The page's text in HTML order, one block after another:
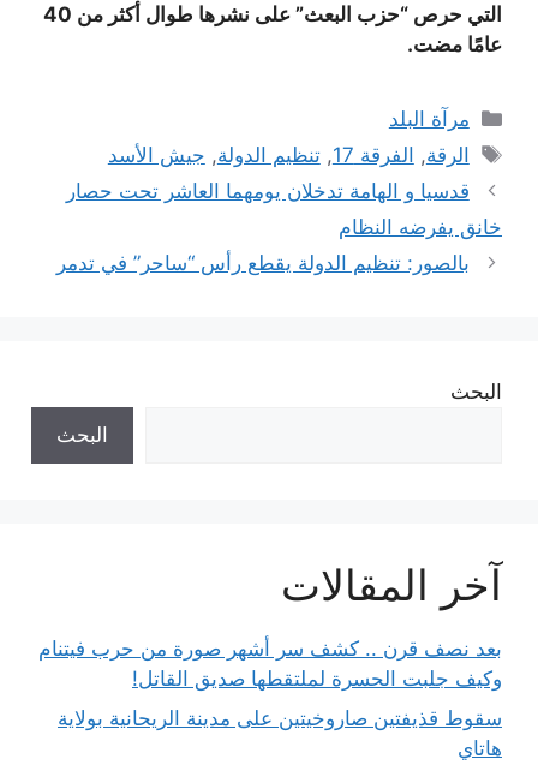
التي حرص “حزب البعث” على نشرها طوال أكثر من 40
عامًا مضت.
التصنيفات
مرآة البلد
الوسوم
الرقة, الفرقة 17 ,تنظيم الدولة, جيش الأسد
قدسيا و الهامة تدخلان يومهما العاشر تحت حصار
خانق يفرضه النظام
بالصور: تنظيم الدولة يقطع رأس “ساحر” في تدمر
البحث
البحث
آخر المقالات
بعد نصف قرن .. كشف سر أشهر صورة من حرب فيتنام
وكيف جلبت الحسرة لملتقطها صديق القاتل!
سقوط قذيفتين صاروخيتين على مدينة الريحانية بولاية
هاتاي